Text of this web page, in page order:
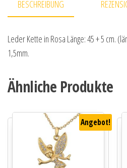
BESCHREIBUNG
Leder Kette in Rosa Länge: 45 + 5 cm.
1,5mm.
Ähnliche Produkte
Angebot!